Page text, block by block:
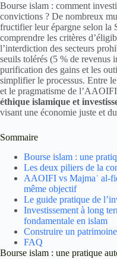
Bourse islam : comment
convictions ? De nombreux
fructifier leur épargne selon la
comprendre les critères
l’interdiction des secteurs
seuils tolérés (5 % de revenus
purification des gains et les
simplifier le processus. Entre
et le pragmatisme de
éthique islamique et
visant une économie juste et
Sommaire
Bourse islam : une
Les deux piliers de la
AAOIFI vs Majmaʿ al-
même objectif
Le guide pratique de
Investissement à long
fondamentale en islam
Construire un
FAQ
Bourse islam : une pratique